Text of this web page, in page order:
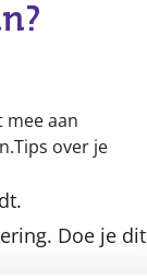
aan
over je
Doe je dit